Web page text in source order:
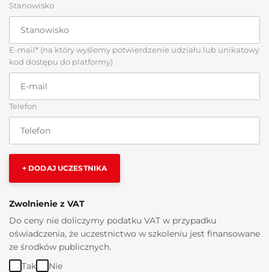
Stanowisko
E-mail* (na który wyślemy potwierdzenie udziału lub unikatowy
kod dostępu do platformy)
Telefon
+ DODAJ UCZESTNIKA
Zwolnienie z VAT
Do ceny nie doliczymy podatku VAT w przypadku
oświadczenia, że uczestnictwo w szkoleniu jest finansowane
ze środków publicznych.
Tak
Nie